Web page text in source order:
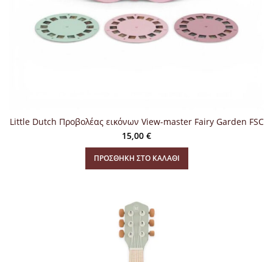
Little Dutch Προβολέας εικόνων View-master Fairy Garden FSC
15,00 €
ΠΡΟΣΘΉΚΗ ΣΤΟ ΚΑΛΆΘΙ